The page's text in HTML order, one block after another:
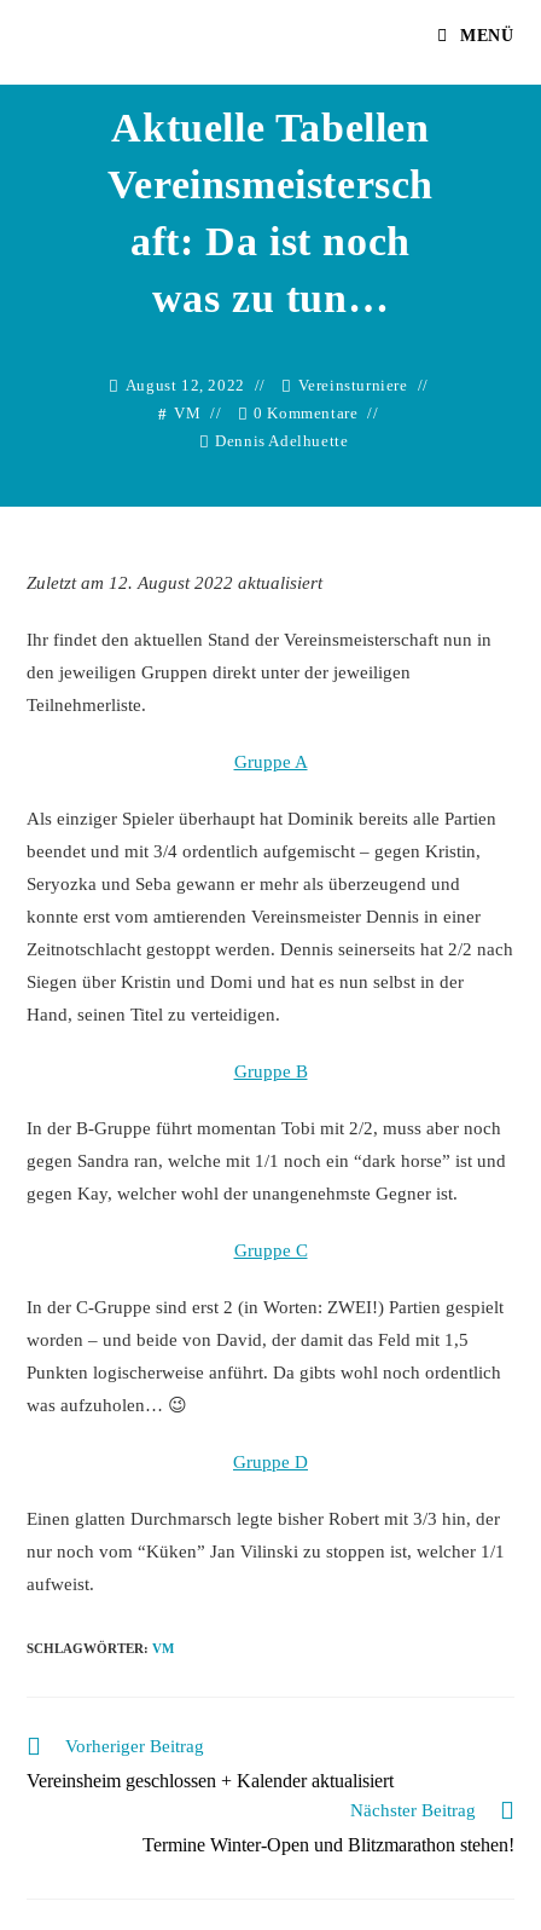
MENÜ
Aktuelle Tabellen
Vereinsmeistersch
aft: Da ist noch
was zu tun…
August 12, 2022
Vereinsturniere
VM
0 Kommentare
Dennis Adelhuette
Zuletzt am 12. August 2022 aktualisiert
Ihr findet den aktuellen Stand der Vereinsmeisterschaft nun in
den jeweiligen Gruppen direkt unter der jeweiligen
Teilnehmerliste.
Gruppe A
Als einziger Spieler überhaupt hat Dominik bereits alle Partien
beendet und mit 3/4 ordentlich aufgemischt – gegen Kristin,
Seryozka und Seba gewann er mehr als überzeugend und
konnte erst vom amtierenden Vereinsmeister Dennis in einer
Zeitnotschlacht gestoppt werden. Dennis seinerseits hat 2/2 nach
Siegen über Kristin und Domi und hat es nun selbst in der
Hand, seinen Titel zu verteidigen.
Gruppe B
In der B-Gruppe führt momentan Tobi mit 2/2, muss aber noch
gegen Sandra ran, welche mit 1/1 noch ein “dark horse” ist und
gegen Kay, welcher wohl der unangenehmste Gegner ist.
Gruppe C
In der C-Gruppe sind erst 2 (in Worten: ZWEI!) Partien gespielt
worden – und beide von David, der damit das Feld mit 1,5
Punkten logischerweise anführt. Da gibts wohl noch ordentlich
was aufzuholen… 😉
Gruppe D
Einen glatten Durchmarsch legte bisher Robert mit 3/3 hin, der
nur noch vom “Küken” Jan Vilinski zu stoppen ist, welcher 1/1
aufweist.
SCHLAGWÖRTER:VM
Weitere
ansehen
Vorheriger Beitrag
Vereinsheim geschlossen + Kalender aktualisiert
Nächster Beitrag
Termine Winter-Open und Blitzmarathon stehen!